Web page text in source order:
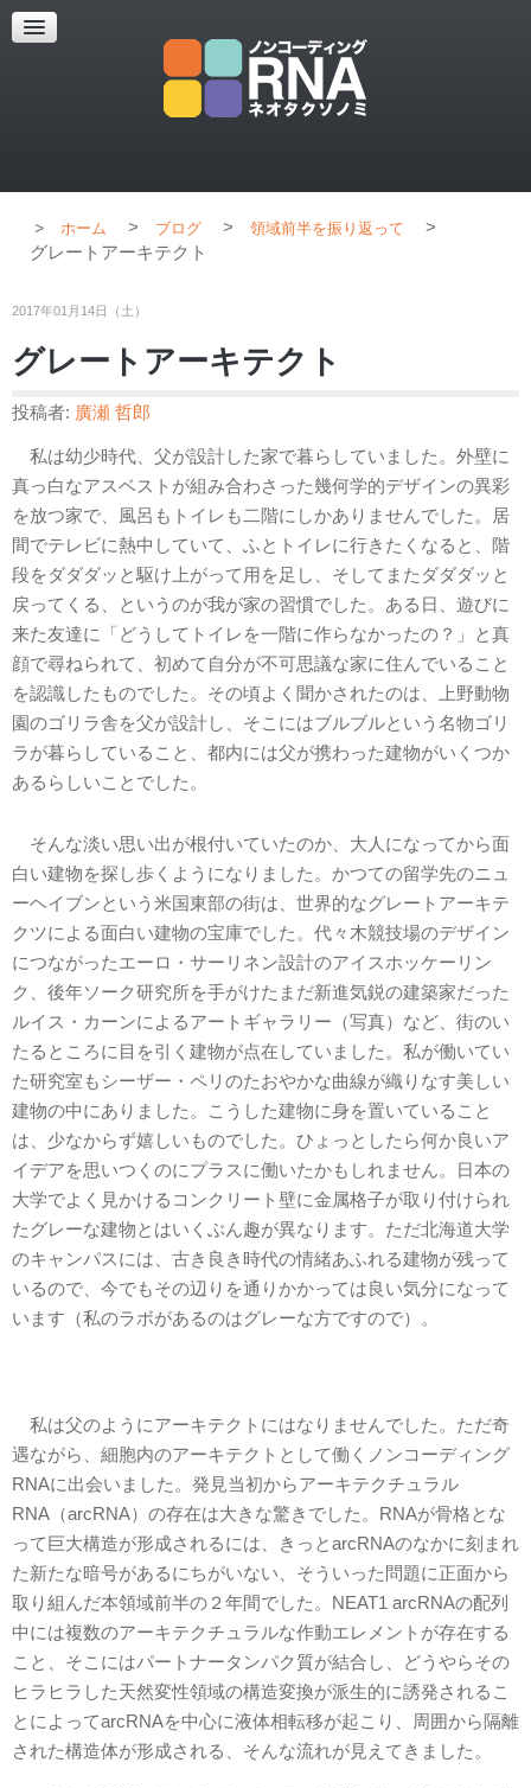
超解像顕微鏡
超解像顕微鏡の紹介
ホーム > ブログ > 領域前半を振り返って
>
グレートアーキテクト
2017年01月14日（土）
グレートアーキテクト
投稿者: 廣瀬 哲郎
私は幼少時代、父が設計した家で暮らしていました。外壁に
真っ白なアスベストが組み合わさった幾何学的デザインの異彩
を放つ家で、風呂もトイレも二階にしかありませんでした。居
間でテレビに熱中していて、ふとトイレに行きたくなると、階
段をダダダッと駆け上がって用を足し、そしてまたダダダッと
戻ってくる、というのが我が家の習慣でした。ある日、遊びに
来た友達に「どうしてトイレを一階に作らなかったの？」と真
顔で尋ねられて、初めて自分が不可思議な家に住んでいること
を認識したものでした。その頃よく聞かされたのは、上野動物
園のゴリラ舎を父が設計し、そこにはブルブルという名物ゴリ
ラが暮らしていること、都内には父が携わった建物がいくつか
あるらしいことでした。
そんな淡い思い出が根付いていたのか、大人になってから面
白い建物を探し歩くようになりました。かつての留学先のニュ
ーヘイブンという米国東部の街は、世界的なグレートアーキテ
クツによる面白い建物の宝庫でした。代々木競技場のデザイン
につながったエーロ・サーリネン設計のアイスホッケーリン
ク、後年ソーク研究所を手がけたまだ新進気鋭の建築家だった
ルイス・カーンによるアートギャラリー（写真）など、街のい
たるところに目を引く建物が点在していました。私が働いてい
た研究室もシーザー・ペリのたおやかな曲線が織りなす美しい
建物の中にありました。こうした建物に身を置いていること
は、少なからず嬉しいものでした。ひょっとしたら何か良いア
イデアを思いつくのにプラスに働いたかもしれません。日本の
大学でよく見かけるコンクリート壁に金属格子が取り付けられ
たグレーな建物とはいくぶん趣が異なります。ただ北海道大学
のキャンパスには、古き良き時代の情緒あふれる建物が残って
いるので、今でもその辺りを通りかかっては良い気分になって
います（私のラボがあるのはグレーな方ですので）。
私は父のようにアーキテクトにはなりませんでした。ただ奇
遇ながら、細胞内のアーキテクトとして働くノンコーディング
RNAに出会いました。発見当初からアーキテクチュラル
RNA（arcRNA）の存在は大きな驚きでした。RNAが骨格とな
って巨大構造が形成されるには、きっとarcRNAのなかに刻まれ
た新たな暗号があるにちがいない、そういった問題に正面から
取り組んだ本領域前半の２年間でした。NEAT1 arcRNAの配列
中には複数のアーキテクチュラルな作動エレメントが存在する
こと、そこにはパートナータンパク質が結合し、どうやらその
ヒラヒラした天然変性領域の構造変換が派生的に誘発されるこ
とによってarcRNAを中心に液体相転移が起こり、周囲から隔離
された構造体が形成される、そんな流れが見えてきました。